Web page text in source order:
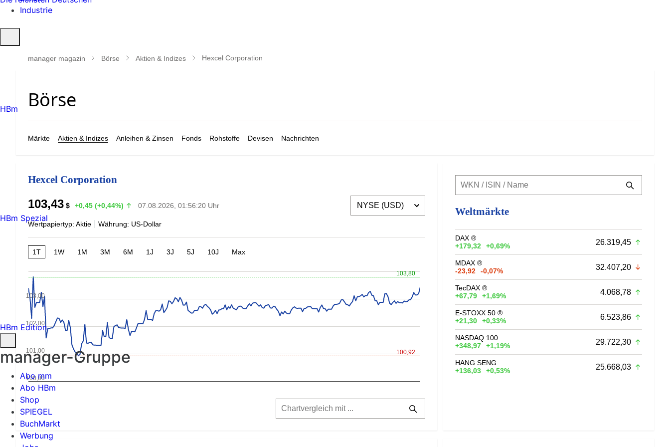
Industrie
öffnen
manager magazin Börse Aktien & Indizes Hexcel Corporation
Märkte Aktien & Indizes Anleihen & Zinsen Fonds Rohstoffe Devisen Nachrichten
Hexcel Corporation
103,43 $ +0,45 (+0,44%) 07.08.2026, 01:56:20 Uhr
Wertpapiertyp: Aktie Währung: US-Dollar
1T 1W 1M 3M 6M 1J 3J 5J 10J Max
103,80
100,92
100,00
101,00
102,00
103,00
Weltmärkte
DAX ®
+179,32
+0,69% 26.319,45
MDAX ®
-23,92
-0,07% 32.407,20
TecDAX ®
+67,79
+1,69% 4.068,78
E-STOXX 50 ®
+21,30
+0,33% 6.523,86
NASDAQ 100
+348,97
+1,19% 29.722,30
HANG SENG
+136,03
+0,53% 25.668,03
HBm
HBm Spezial
HBm Edition
manager-Gruppe
Abo mm
Abo HBm
Shop
SPIEGEL
BuchMarkt
Werbung